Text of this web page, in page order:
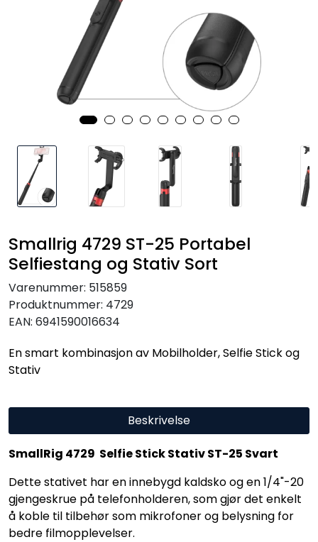
Smallrig 4729 ST-25 Portabel
Selfiestang og Stativ Sort
Varenummer: 515859
Produktnummer: 4729
EAN: 6941590016634
En smart kombinasjon av Mobilholder, Selfie Stick og
Stativ
Beskrivelse
SmallRig 4729 Selfie Stick Stativ ST-25 Svart
Dette stativet har en innebygd kaldsko og en 1/4"-20
gjengeskrue på telefonholderen, som gjør det enkelt
å koble til tilbehør som mikrofoner og belysning for
bedre filmopplevelser.
SAMTALEROM